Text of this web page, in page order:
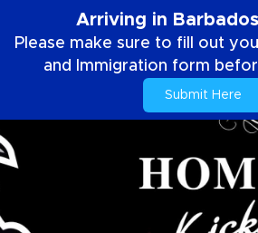
Arriving in
Please make sure to fill out
and Immigration form
Submit Here